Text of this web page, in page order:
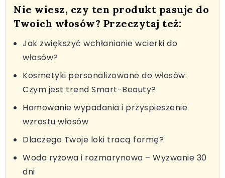
Nie wiesz, czy ten produkt pasuje do
Twoich włosów? Przeczytaj też:
Jak zwiększyć wchłanianie wcierki do
włosów?
Kosmetyki personalizowane do włosów:
Czym jest trend Smart-Beauty?
Hamowanie wypadania i przyspieszenie
wzrostu włosów
Dlaczego Twoje loki tracą formę?
Woda ryżowa i rozmarynowa – Wyzwanie 30
dni